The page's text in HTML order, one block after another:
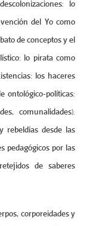
lo
del Yo como
de conceptos y el
lo pirata como
los haceres
ontológico-políticas:
comunalidades).
rebeldías desde las
pedagógicos por las
de saberes
corporeidades y